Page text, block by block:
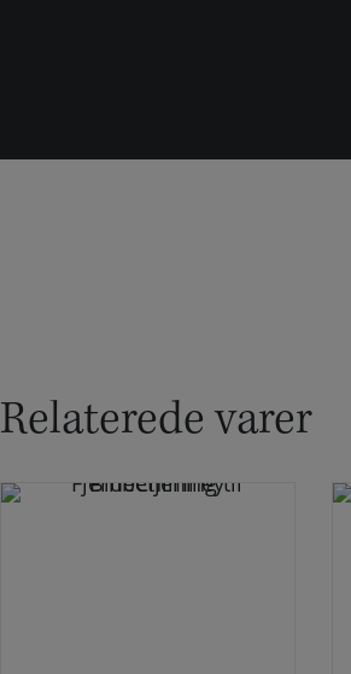
Relaterede varer